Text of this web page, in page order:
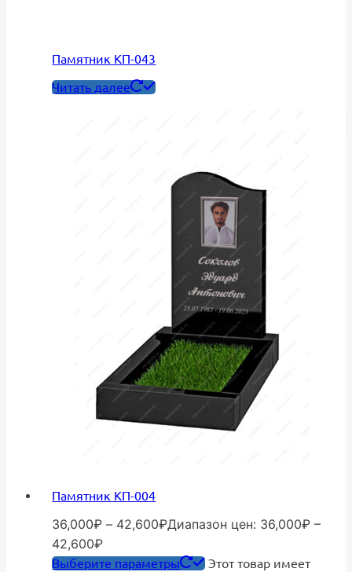
Памятник КП-043
Читать далее
Памятник КП-004
36,000₽ – 42,600₽Диапазон цен: 36,000₽ –
42,600₽
Выберите параметры
Этот товар имеет